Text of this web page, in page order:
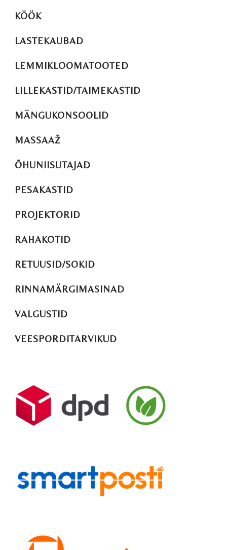
KÖÖK
LASTEKAUBAD
LEMMIKLOOMATOOTED
LILLEKASTID/TAIMEKASTID
MÄNGUKONSOOLID
MASSAAŽ
ÕHUNIISUTAJAD
PESAKASTID
PROJEKTORID
RAHAKOTID
RETUUSID/SOKID
RINNAMÄRGIMASINAD
VALGUSTID
VEESPORDITARVIKUD